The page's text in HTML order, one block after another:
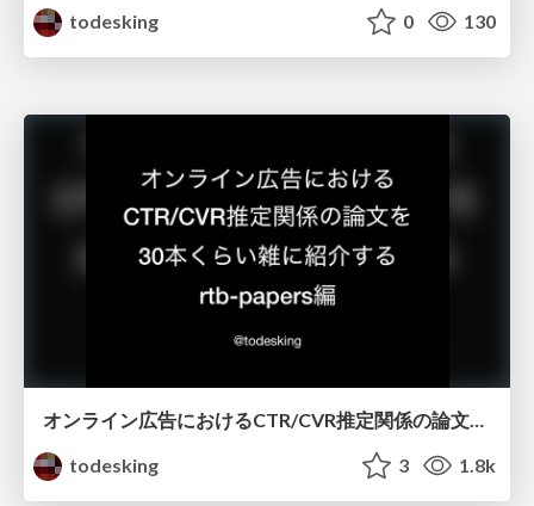
todesking
0 130
オンライン広告におけるCTR/CVR推定関係の論文を30本くらい雑に紹介する / rtb-papers-ctr
todesking
3 1.8k